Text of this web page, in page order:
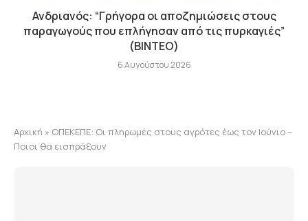
Ανδριανός: “Γρήγορα οι αποζημιώσεις στους
παραγωγούς που επλήγησαν από τις πυρκαγιές”
(BINTEO)
6 Αυγούστου 2026
Αρχική » ΟΠΕΚΕΠΕ: Οι πληρωμές στους αγρότες έως τον Ιούνιο –
Ποιοι θα εισπράξουν